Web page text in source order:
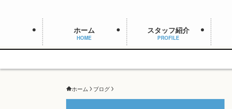
ホーム
HOME
スタッフ紹介
PROFILE
ホーム ブログ